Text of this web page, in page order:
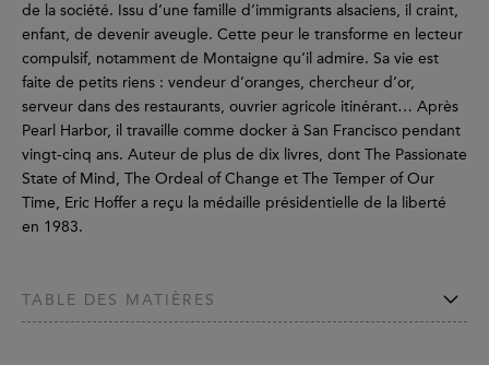
de la société. Issu d’une famille d’immigrants alsaciens, il craint,
enfant, de devenir aveugle. Cette peur le transforme en lecteur
compulsif, notamment de Montaigne qu’il admire. Sa vie est
faite de petits riens : vendeur d’oranges, chercheur d’or,
serveur dans des restaurants, ouvrier agricole itinérant… Après
Pearl Harbor, il travaille comme docker à San Francisco pendant
vingt-cinq ans. Auteur de plus de dix livres, dont The Passionate
State of Mind, The Ordeal of Change et The Temper of Our
Time, Eric Hoffer a reçu la médaille présidentielle de la liberté
en 1983.
TABLE DES MATIÈRES